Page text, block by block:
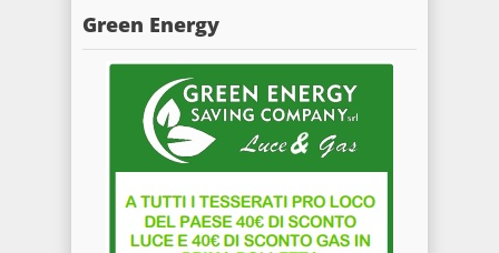
Green Energy